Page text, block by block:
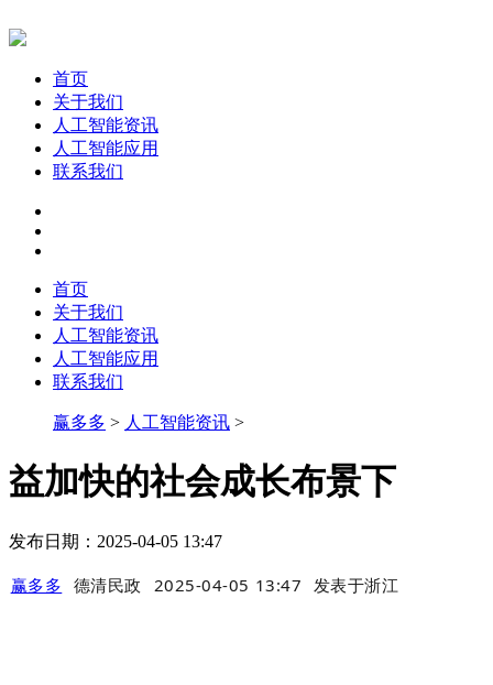
首页
关于我们
人工智能资讯
人工智能应用
联系我们
首页
关于我们
人工智能资讯
人工智能应用
联系我们
赢多多 > 人工智能资讯 >
益加快的社会成长布景下
发布日期：2025-04-05 13:47
赢多多 德清民政 2025-04-05 13:47 发表于浙江